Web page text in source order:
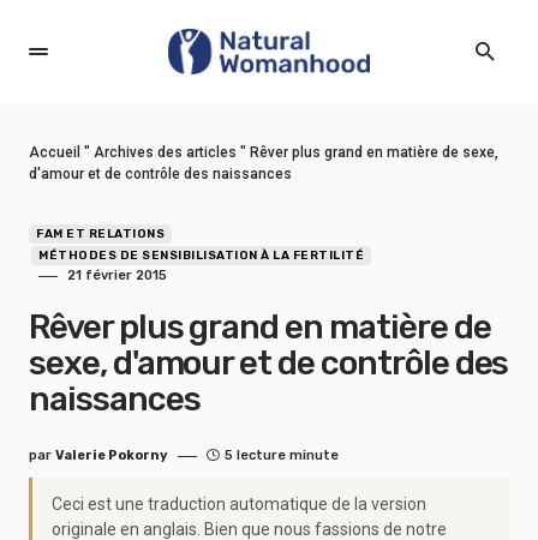
Accueil " Archives des articles " Rêver plus grand en matière de sexe,
d'amour et de contrôle des naissances
FAM ET RELATIONS
MÉTHODES DE SENSIBILISATION À LA FERTILITÉ
21 février 2015
Rêver plus grand en matière de
sexe, d'amour et de contrôle des
naissances
par Valerie Pokorny 5 lecture minute
Ceci est une traduction automatique de la version
originale en anglais. Bien que nous fassions de notre